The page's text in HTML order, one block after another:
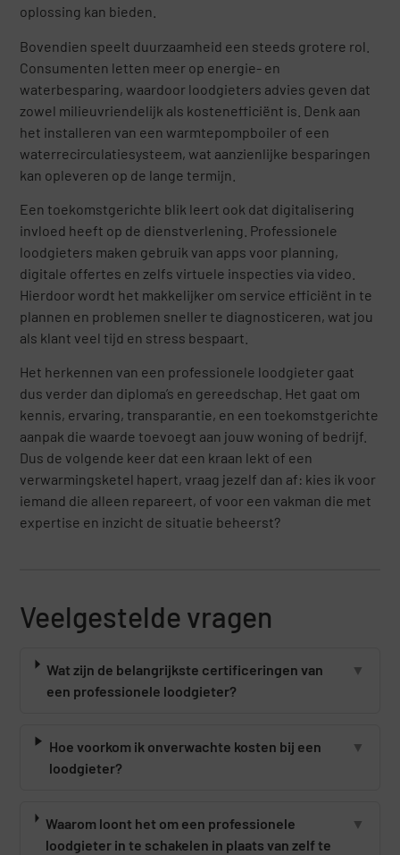
oplossing kan bieden.
Bovendien speelt duurzaamheid een steeds grotere rol.
Consumenten letten meer op energie- en
waterbesparing, waardoor loodgieters advies geven dat
zowel milieuvriendelijk als kostenefficiënt is. Denk aan
het installeren van een warmtepompboiler of een
waterrecirculatiesysteem, wat aanzienlijke besparingen
kan opleveren op de lange termijn.
Een toekomstgerichte blik leert ook dat digitalisering
invloed heeft op de dienstverlening. Professionele
loodgieters maken gebruik van apps voor planning,
digitale offertes en zelfs virtuele inspecties via video.
Hierdoor wordt het makkelijker om service efficiënt in te
plannen en problemen sneller te diagnosticeren, wat jou
als klant veel tijd en stress bespaart.
Het herkennen van een professionele loodgieter gaat
dus verder dan diploma’s en gereedschap. Het gaat om
kennis, ervaring, transparantie, en een toekomstgerichte
aanpak die waarde toevoegt aan jouw woning of bedrijf.
Dus de volgende keer dat een kraan lekt of een
verwarmingsketel hapert, vraag jezelf dan af: kies ik voor
iemand die alleen repareert, of voor een vakman die met
expertise en inzicht de situatie beheerst?
Veelgestelde vragen
Wat zijn de belangrijkste certificeringen van
een professionele loodgieter?
▼
Hoe voorkom ik onverwachte kosten bij een
loodgieter?
▼
Waarom loont het om een professionele
loodgieter in te schakelen in plaats van zelf te
▼